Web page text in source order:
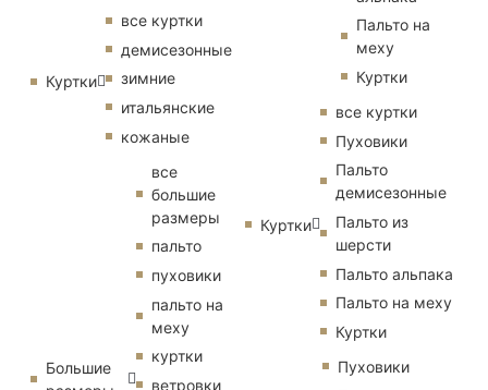
Куртки
все куртки
демисезонные
зимние
итальянские
кожаные
Большие
все
большие
размеры
пальто
пуховики
пальто на
меху
куртки
ветровки
Пальто на
меху
Куртки
Куртки
все куртки
Пуховики
Пальто
демисезонные
Пальто из
шерсти
Пальто альпака
Пальто на меху
Куртки
Пуховики